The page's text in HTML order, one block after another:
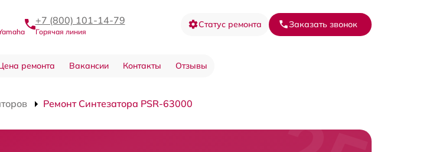
+7 (800) 101-14-79
Горячая линия
Статус ремонта Заказать звонок
ремонта Вакансии Контакты Отзывы
Ремонт Синтезатора PSR-63000